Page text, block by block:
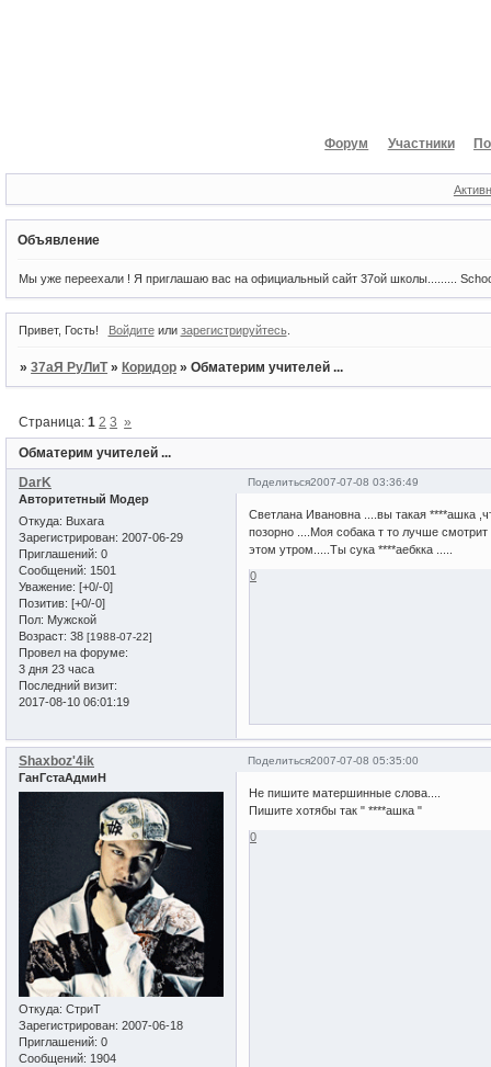
Форум Участники
Объявление
Мы уже переехали ! Я приглашаю вас на официальный сайт 37ой школы.........
Привет, Гость! Войдитеили зарегистрируйтесь.
»37аЯ РуЛиТ »Коридор »Обматерим учителей ...
Обматерим учителей ...
Страница:1 2 3 »
Поделиться2007-07-08 03:36:49
DarK
Авторитетный Модер
Откуда: Buxara
Зарегистрирован: 2007-06-29
Приглашений: 0
Сообщений: 1501
Уважение: [+0/-0]
Позитив: [+0/-0]
Пол: Мужской
Возраст: 38 [1988-07-22]
Провел на форуме:
3 дня 23 часа
Последний визит:
2017-08-10 06:01:19
Светлана Ивановна ....вы такая ****ашка
позорно ....Моя собака т то лучше
этом утром.....Ты сука ****аебкка .....
0
Поделиться2007-07-08 05:35:00
Shaxboz'4ik
ГанГстаАдмиН
Откуда: СтриТ
Зарегистрирован: 2007-06-18
Приглашений: 0
Сообщений: 1904
Не пишите матершинные слова....
Пишите хотябы так " ****ашка "
0